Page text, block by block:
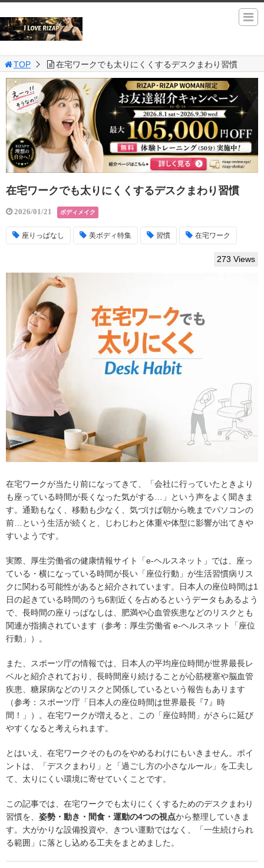
TOP 在宅ワークでも太りにくくするデスクまわり習慣
在宅ワークでも太りにくくするデスクまわり習慣
2026/01/21 ボディメイク
座りっぱなし 美ボディ特集 習慣 在宅ワーク
273 Views
在宅ワークが当たり前になってきて、「会社に行っていたときより
も座っている時間が長くなった気がする…」という声をよく聞きま
す。通勤もなく、移動も少なく、気づけば朝から晩までパソコンの
前…という生活が続くと、じわじわと体重や体型に影響が出てきや
すいようです。
実際、厚生労働省の健康情報サイト「e-ヘルスネット」では、座っ
ている・横になっている時間が長い「座位行動」が生活習慣病リス
クに関わる可能性があると紹介されています。日本人の座位時間は1
日の起きている時間のうち6割近くを占めるというデータもあるよう
で、長時間の座りっぱなしは、肥満や心血管疾患などのリスクとも
関連が指摘されています（参考：厚生労働省 e-ヘルスネット「座位
行動」）。
また、スポーツ庁の情報では、日本人の平均座位時間が世界最長レ
ベルと紹介されており、長時間座り続けることが心筋梗塞や脳血管
疾患、糖尿病などのリスクと関係しているという報告もあります
（参考：スポーツ庁「日本人の座位時間は世界最長『7』時
間！」）。在宅ワークが増えると、この「座位時間」がさらに延び
やすくなると考えられます。
とはいえ、在宅ワークそのものをやめるわけにもいきません。ポイ
ントは、「デスクまわり」と「過ごし方の小さなルール」を工夫し
て、太りにくい環境に寄せていくことです。
この記事では、在宅ワークでも太りにくくするためのデスクまわり
習慣を、 姿勢・動き・間食・運動の4つの視点から整理していきま
す。大がかりな設備投資や、きつい運動ではなく、「一生続けられ
る範囲」に落とし込める工夫をまとめました。